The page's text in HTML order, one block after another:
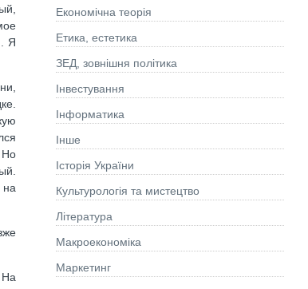
Я
Но
на
На
Економічна теорія
Етика, естетика
ЗЕД, зовнішня політика
Інвестування
Інформатика
Інше
Історія України
Культурологія та мистецтво
Літературa
Макроекономіка
Маркетинг